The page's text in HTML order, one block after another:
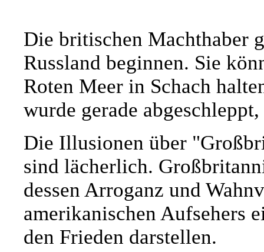
Die britischen Machthaber
Russland beginnen. Sie
Roten Meer in Schach
wurde gerade
Die Illusionen über
sind lächerlich.
dessen Arroganz und
amerikanischen Aufsehers
den Frieden darstellen.